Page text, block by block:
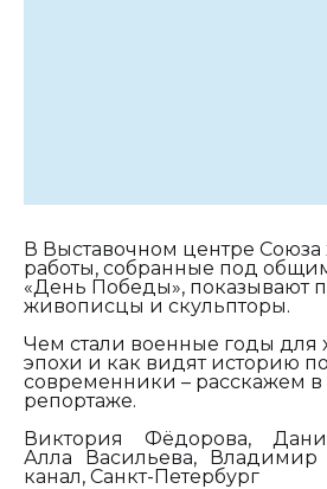
В Выставочном центре
работы, собранные под
«День Победы», показывают
живописцы и скульпторы.
Чем стали военные годы для
эпохи и как видят историю
современники – расскажем
репортаже.
Виктория Фёдорова,
Алла Васильева,
канал, Санкт-Петербург